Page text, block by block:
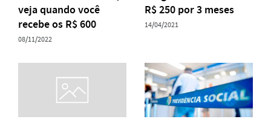
veja quando você
recebe os R$ 600
08/11/2022
R$ 250 por 3 meses
14/04/2021